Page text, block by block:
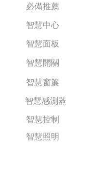
必備推薦
智慧中心
智慧面板
智慧開關
智慧窗簾
智慧感測器
智慧控制
智慧照明